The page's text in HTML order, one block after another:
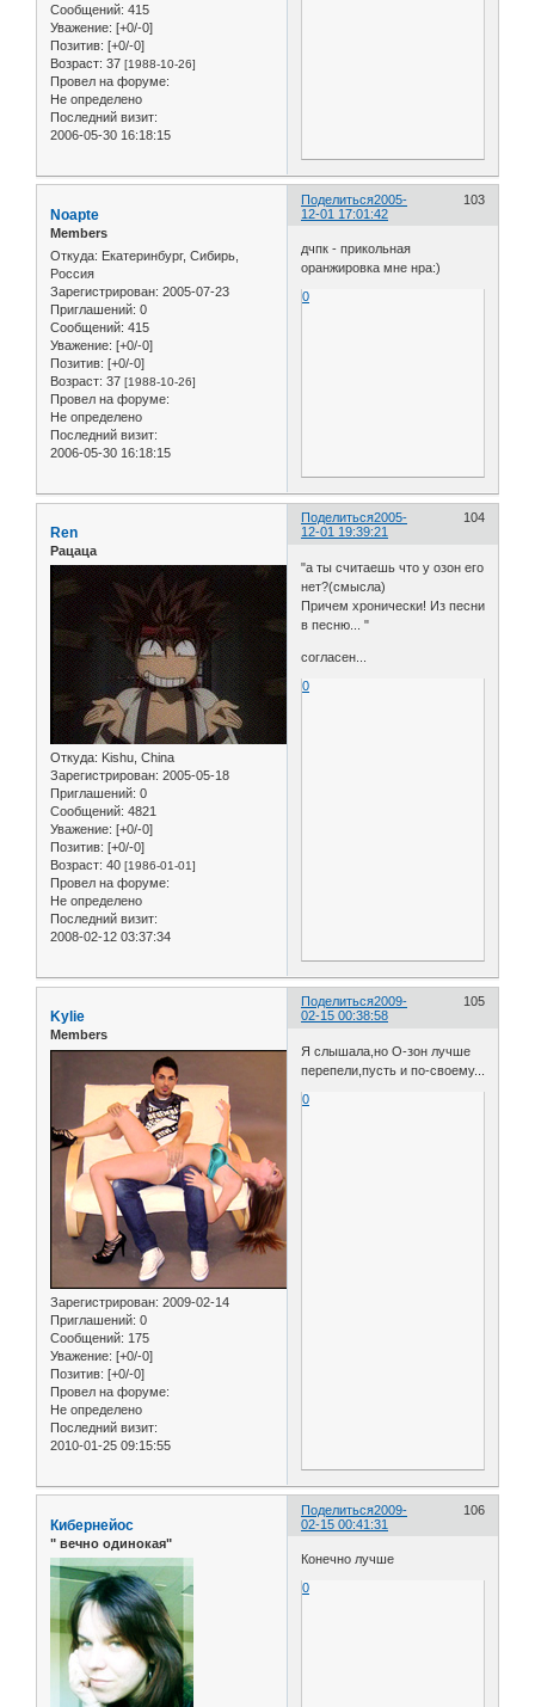
Сообщений: 415
Уважение: [+0/-0]
Позитив: [+0/-0]
Возраст: 37 [1988-10-26]
Провел на форуме:
Не определено
Последний визит:
2006-05-30 16:18:15
Поделиться 103
2005-
12-01 17:01:42
Noapte
Members
Откуда: Екатеринбург, Сибирь,
Россия
Зарегистрирован: 2005-07-23
Приглашений: 0
Сообщений: 415
Уважение: [+0/-0]
Позитив: [+0/-0]
Возраст: 37 [1988-10-26]
Провел на форуме:
Не определено
Последний визит:
2006-05-30 16:18:15
дчпк - прикольная
оранжировка мне нра:)
0
Поделиться 104
2005-
12-01 19:39:21
Ren
Рацаца
Откуда: Kishu, China
Зарегистрирован: 2005-05-18
Приглашений: 0
Сообщений: 4821
Уважение: [+0/-0]
Позитив: [+0/-0]
Возраст: 40 [1986-01-01]
Провел на форуме:
Не определено
Последний визит:
2008-02-12 03:37:34
"а ты считаешь что у озон его
нет?(смысла)
Причем хронически! Из песни
в песню... "
согласен...
0
Поделиться 105
2009-
02-15 00:38:58
Kylie
Members
Зарегистрирован: 2009-02-14
Приглашений: 0
Сообщений: 175
Уважение: [+0/-0]
Позитив: [+0/-0]
Провел на форуме:
Не определено
Последний визит:
2010-01-25 09:15:55
Я слышала,но О-зон лучше
перепели,пусть и по-своему...
0
Поделиться 106
2009-
02-15 00:41:31
Кибернейос
" вечно одинокая"
Конечно лучше
0